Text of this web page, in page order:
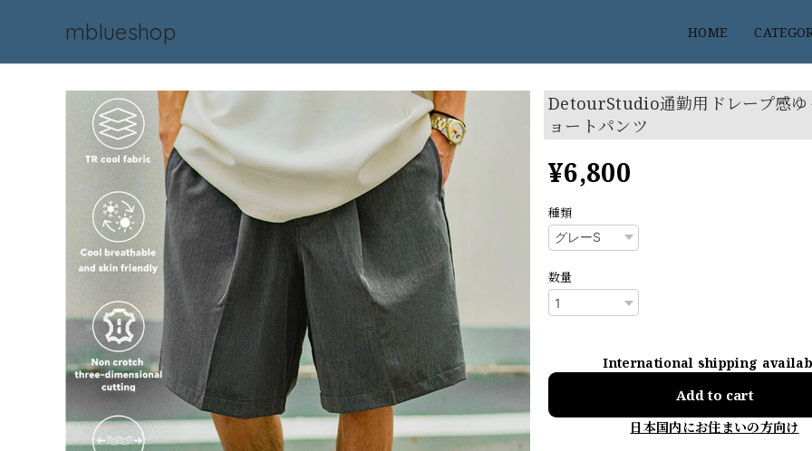
mblueshop HOME
DetourStudio通勤用ドレープ感ゆ
ョートパンツ
¥6,800
種類
数量
International shipping
Add to cart
日本国内にお住まいの方向け